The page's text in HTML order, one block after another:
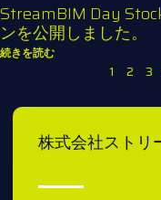
StreamBIM Day
ンを公開しました。
続きを読む
1 2 3
株式会社ストリ